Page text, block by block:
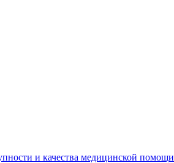
и качества медицинской помощи